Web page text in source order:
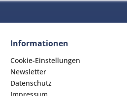
Informationen
Cookie-Einstellungen
Newsletter
Datenschutz